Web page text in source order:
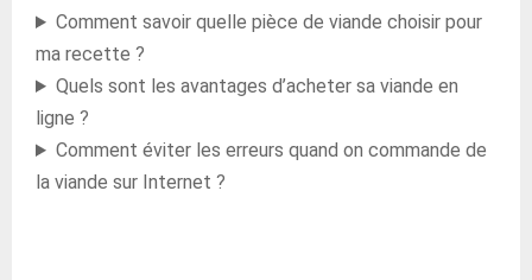
Comment savoir quelle pièce de viande choisir pour
ma recette ?
Quels sont les avantages d’acheter sa viande en
ligne ?
Comment éviter les erreurs quand on commande de
la viande sur Internet ?